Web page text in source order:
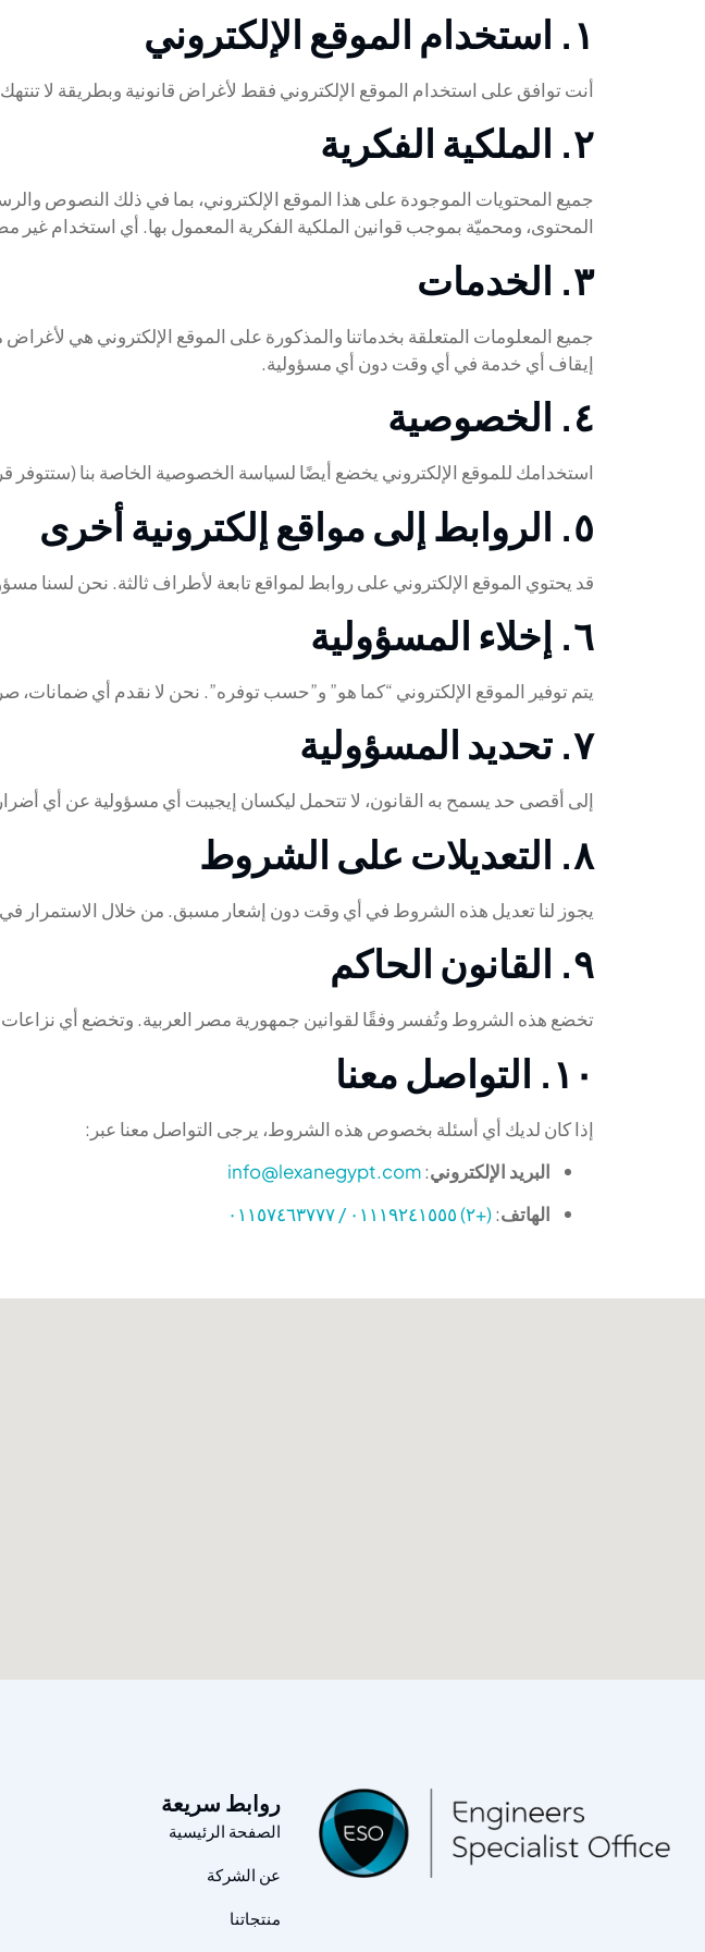
١. استخدام الموقع الإلكتروني
أنت توافق على استخدام الموقع الإلكتروني فقط لأغراض قانونية وبطريقة لا
٢. الملكية الفكرية
جميع المحتويات الموجودة على هذا الموقع الإلكتروني، بما في ذلك النصوص
المحتوى، ومحميّة بموجب قوانين الملكية الفكرية المعمول بها. أي استخدام غير
٣. الخدمات
جميع المعلومات المتعلقة بخدماتنا والمذكورة على الموقع الإلكتروني هي
إيقاف أي خدمة في أي وقت دون أي مسؤولية.
٤. الخصوصية
استخدامك للموقع الإلكتروني يخضع أيضًا لسياسة الخصوصية الخاصة بنا (ستتوفر
٥. الروابط إلى مواقع إلكترونية أخرى
قد يحتوي الموقع الإلكتروني على روابط لمواقع تابعة لأطراف ثالثة. نحن
٦. إخلاء المسؤولية
يتم توفير الموقع الإلكتروني “كما هو” و”حسب توفره”. نحن لا نقدم أي ضمانات،
٧. تحديد المسؤولية
إلى أقصى حد يسمح به القانون، لا تتحمل ليكسان إيجيبت أي مسؤولية عن أي
٨. التعديلات على الشروط
يجوز لنا تعديل هذه الشروط في أي وقت دون إشعار مسبق. من خلال الاستمرار في
٩. القانون الحاكم
تخضع هذه الشروط وتُفسر وفقًا لقوانين جمهورية مصر العربية. وتخضع أي
١٠. التواصل معنا
إذا كان لديك أي أسئلة بخصوص هذه الشروط، يرجى التواصل معنا عبر:
البريد الإلكتروني:
info@lexanegypt.com
الهاتف:(+٢) ٠١١١٩٢٤١٥٥٥ / ٠١١٥٧٤٦٣٧٧٧
روابط سريعة
الصفحة الرئيسية
عن الشركة
منتجاتنا